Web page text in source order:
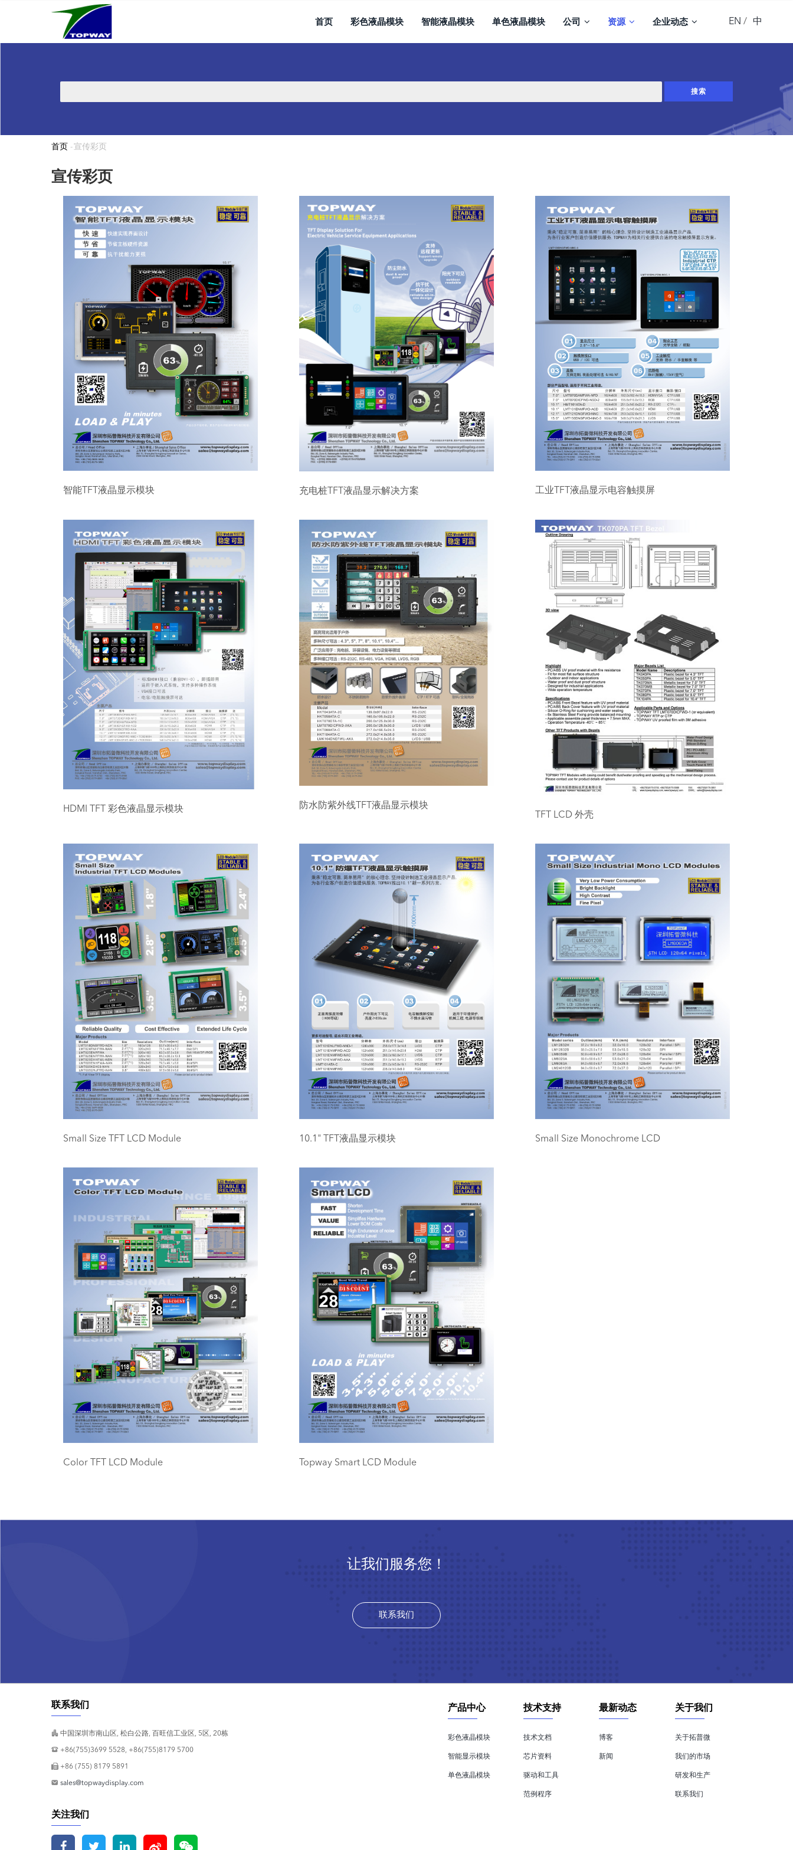
首页 彩色液晶模块 智能液晶模块 单色液晶模块 公司 资源 企业动态 EN 中
索
面
包
首页 -宣传彩页
宣传彩页
智能TFT液晶显示模块 充电桩TFT液晶显示解决方案 工业TFT液晶显示电容触摸屏
HDMI TFT 彩色液晶显示模块
防水防紫外线TFT液晶显示模块
TFT LCD 外壳
Small Size TFT LCD Module 10.1" TFT液晶显示模块 Small Size Monochrome LCD
Color TFT LCD Module Topway Smart LCD Module
让我们服务您！
联系我们
联系我们
中国深圳市南山区, 松白公路, 百旺信工业区, 5区, 20栋
+86(755)3699 5528, +86(755)8179 5700
+86 (755) 8179 5891
sales@topwaydisplay.com
关注我们
关于我们
关于拓普微
我们的市场
研发和生产
联系我们
最新动态
博客
新闻
技术支持
技术文档
芯片资料
驱动和工具
范例程序
产品中心
彩色液晶模块
智能显示模块
单色液晶模块